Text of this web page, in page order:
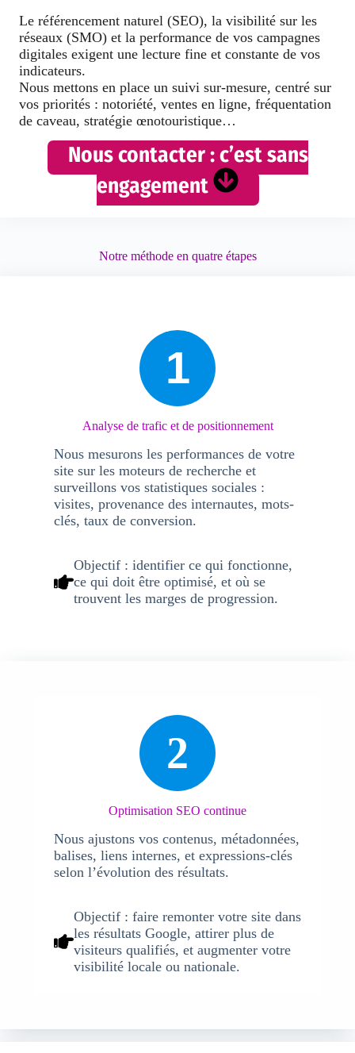
Le référencement naturel (SEO), la visibilité sur les
réseaux (SMO) et la performance de vos campagnes
digitales exigent une lecture fine et constante de vos
indicateurs.
Nous mettons en place un suivi sur-mesure, centré sur
vos priorités : notoriété, ventes en ligne, fréquentation
de caveau, stratégie œnotouristique…
Nous contacter : c’est sans
engagement
Notre méthode en quatre étapes
1
Analyse de trafic et de positionnement
Nous mesurons les performances de votre
site sur les moteurs de recherche et
surveillons vos statistiques sociales :
visites, provenance des internautes, mots-
clés, taux de conversion.
Objectif : identifier ce qui fonctionne,
ce qui doit être optimisé, et où se
trouvent les marges de progression.
2
Optimisation SEO continue
Nous ajustons vos contenus, métadonnées,
balises, liens internes, et expressions-clés
selon l’évolution des résultats.
Objectif : faire remonter votre site dans
les résultats Google, attirer plus de
visiteurs qualifiés, et augmenter votre
visibilité locale ou nationale.